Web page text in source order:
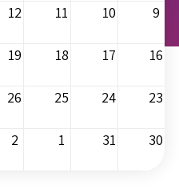
9
10
11
12
16
17
18
19
23
24
25
26
30
31
1
2